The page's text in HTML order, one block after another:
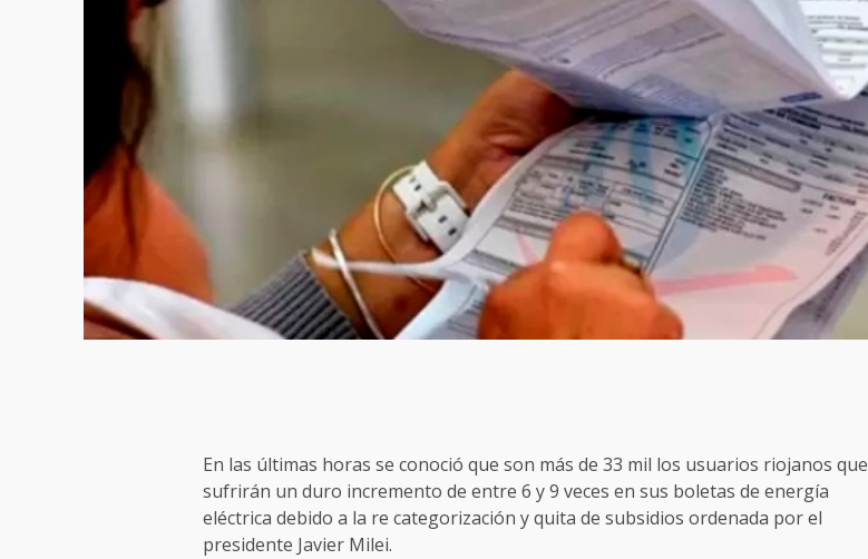
En las últimas horas se conoció que son más de 33 mil los usuarios riojanos que
sufrirán un duro incremento de entre 6 y 9 veces en sus boletas de energía
eléctrica debido a la re categorización y quita de subsidios ordenada por el
presidente Javier Milei.